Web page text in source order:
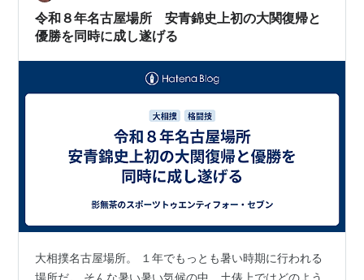
令和８年名古屋場所 安青錦史上初の大関復帰と
優勝を同時に成し遂げる
大相撲名古屋場所。 １年でもっとも暑い時期に行われる
場所だ。 そんな暑い暑い気候の中、土俵上ではどのよう